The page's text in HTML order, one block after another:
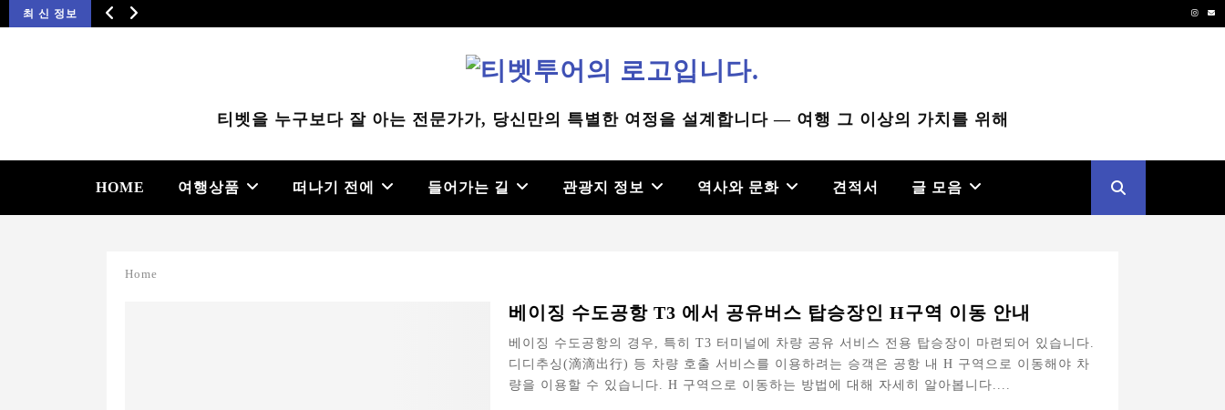
최 신 정보
티벳을 누구보다 잘 아는 전문가가, 당신만의 특별한 여정을 설계합니다 — 여행 그 이상의 가치를 위해
HOME 여행상품 떠나기 전에 들어가는 길 관광지 정보 역사와 문화 견적서 글 모음
Home
베이징 수도공항 T3 에서 공유버스 탑승장인 H구역 이동 안내
베이징 수도공항의 경우, 특히 T3 터미널에 차량 공유 서비스 전용 탑승장이 마련되어 있습니다.
디디추싱(滴滴出行) 등 차량 호출 서비스를 이용하려는 승객은 공항 내 H 구역으로 이동해야 차
량을 이용할 수 있습니다. H 구역으로 이동하는 방법에 대해 자세히 알아봅니다....